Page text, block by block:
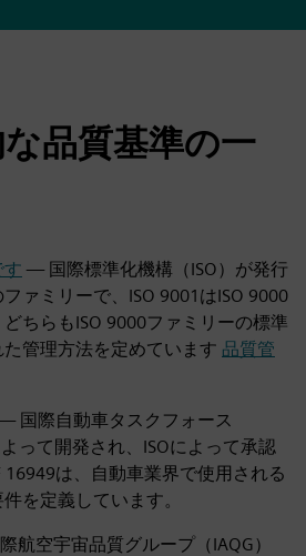
品質基準の一
す — 国際標準化機構（ISO）が発行
ァミリーで、ISO 9001はISO 9000
ちらもISO 9000ファミリーの標準
管理方法を定めています 品質管
国際自動車タスクフォース
よって開発され、ISOによって承認
16949は、自動車業界で使用される
を定義しています。
航空宇宙品質グループ（IAQG）